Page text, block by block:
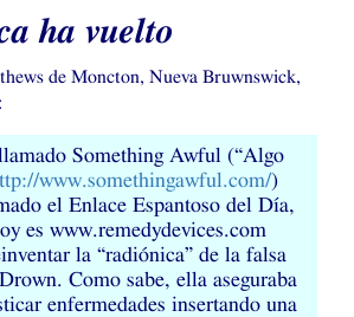
ha vuelto
de Moncton, Nueva Bruwnswick,
Something Awful (“Algo
www.somethingawful.com/)
el Enlace Espantoso del Día,
es www.remedydevices.com
la “radiónica” de la falsa
Como sabe, ella aseguraba
enfermedades insertando una